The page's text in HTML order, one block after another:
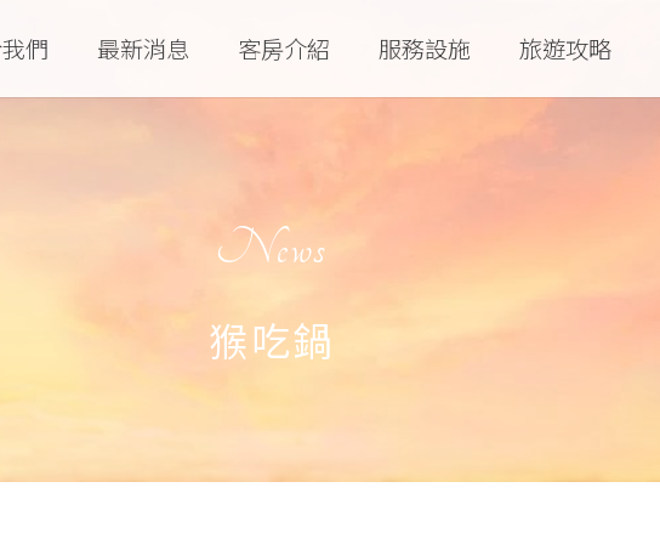
們 最新消息 客房介紹 服務設施 旅遊攻略
News
猴吃鍋